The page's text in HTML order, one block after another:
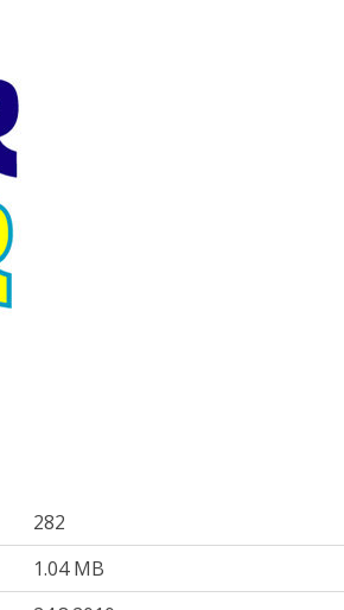
282
1.04 MB